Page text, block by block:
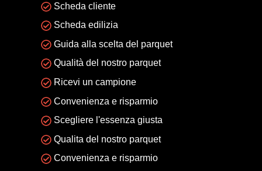
Scheda cliente
Scheda edilizia
Guida alla scelta del parquet
Qualità del nostro parquet
Ricevi un campione
Convenienza e risparmio
Scegliere l'essenza giusta
Qualita del nostro parquet
Convenienza e risparmio